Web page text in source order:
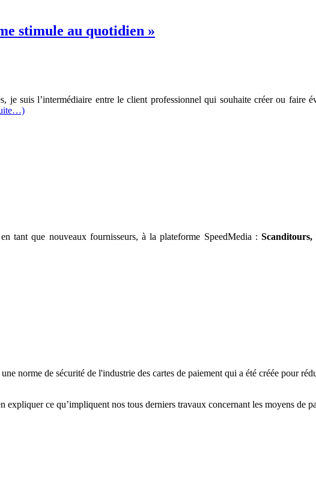
stimule au quotidien »
je suis l’intermédiaire entre le client professionnel qui souhaite créer ou faire
tant que nouveaux fournisseurs, à la plateforme SpeedMedia : Scanditours,
norme de sécurité de l'industrie des cartes de paiement qui a été créée pour
expliquer ce qu’impliquent nos tous derniers travaux concernant les moyens de